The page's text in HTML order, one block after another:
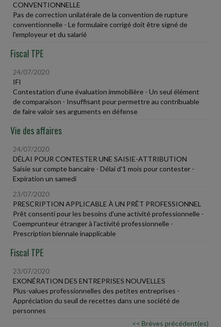
CONVENTIONNELLE
Pas de correction unilatérale de la convention de rupture
conventionnelle - Le formulaire corrigé doit être signé de
l'employeur et du salarié
Fiscal TPE
24/07/2020
IFI
Contestation d'une évaluation immobilière - Un seul élément
de comparaison - Insuffisant pour permettre au contribuable
de faire valoir ses arguments en défense
Vie des affaires
24/07/2020
DÉLAI POUR CONTESTER UNE SAISIE-ATTRIBUTION
Saisie sur compte bancaire - Délai d'1 mois pour contester -
Expiration un samedi
23/07/2020
PRESCRIPTION APPLICABLE À UN PRÊT PROFESSIONNEL
Prêt consenti pour les besoins d'une activité professionnelle -
Coemprunteur étranger à l'activité professionnelle -
Prescription biennale inapplicable
Fiscal TPE
23/07/2020
EXONÉRATION DES ENTREPRISES NOUVELLES
Plus-values professionnelles des petites entreprises -
Appréciation du seuil de recettes dans une société de
personnes
<< Brèves précédent(es)